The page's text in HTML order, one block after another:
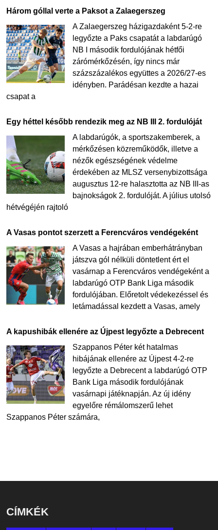
Három góllal verte a Paksot a Zalaegerszeg
A Zalaegerszeg házigazdaként 5-2-re
legyőzte a Paks csapatát a labdarúgó
NB I második fordulójának hétfői
zárómérkőzésén, így nincs már
százszázalékos együttes a 2026/27-es
idényben. Parádésan kezdte a hazai
csapat a
Egy héttel később rendezik meg az NB III 2. fordulóját
A labdarúgók, a sportszakemberek, a
mérkőzésen közreműködők, illetve a
nézők egészségének védelme
érdekében az MLSZ versenybizottsága
augusztus 12-re halasztotta az NB III-as
bajnokságok 2. fordulóját. A július utolsó
hétvégéjén rajtoló
A Vasas pontot szerzett a Ferencváros vendégeként
A Vasas a hajrában emberhátrányban
játszva gól nélküli döntetlent ért el
vasárnap a Ferencváros vendégeként a
labdarúgó OTP Bank Liga második
fordulójában. Előretolt védekezéssel és
letámadással kezdett a Vasas, amely
A kapushibák ellenére az Újpest legyőzte a Debrecent
Szappanos Péter két hatalmas
hibájának ellenére az Újpest 4-2-re
legyőzte a Debrecent a labdarúgó OTP
Bank Liga második fordulójának
vasárnapi játéknapján. Az új idény
egyelőre rémálomszerű lehet
Szappanos Péter számára,
CÍMKÉK